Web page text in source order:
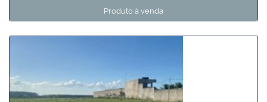
Produto à venda